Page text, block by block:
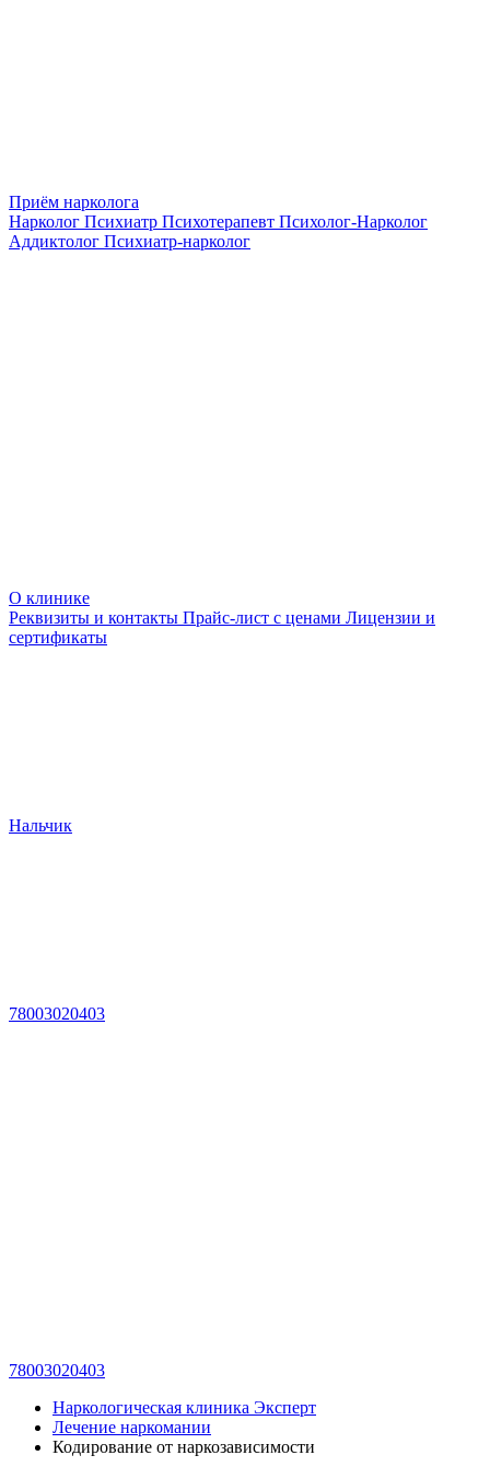
Приём нарколога
Нарколог Психиатр Психотерапевт Психолог-Нарколог
Аддиктолог Психиатр-нарколог
О клинике
Реквизиты и контакты Прайс-лист с ценами Лицензии и
сертификаты
Нальчик
78003020403
78003020403
Наркологическая клиника Эксперт
Лечение наркомании
Кодирование от наркозависимости